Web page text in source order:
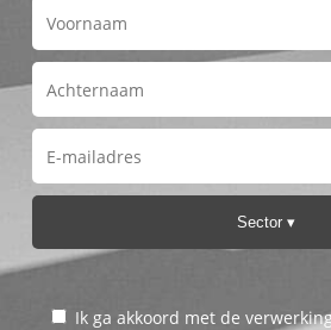
Sector
Ik ga akkoord met de